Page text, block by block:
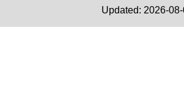
Updated: 2026-